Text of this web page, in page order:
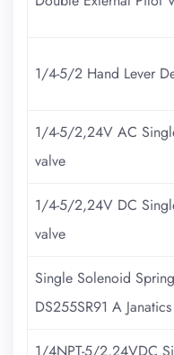
1/4-5/2 Hand Lever
1/4-5/2,24V AC
valve
1/4-5/2,24V DC
valve
Single Solenoid
DS255SR91 A
1/4NPT-5/2,24VDC